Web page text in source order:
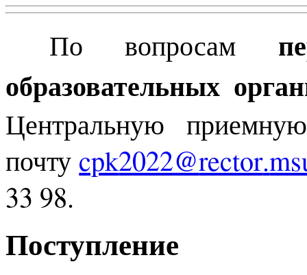
По вопросам
образовательных
Центральную
почту cpk2022@rector.
33 98.
Поступление